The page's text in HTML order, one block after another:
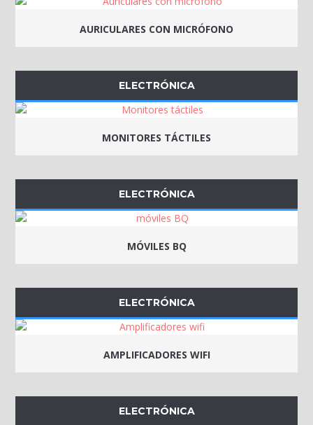
AURICULARES CON MICRÓFONO
ELECTRÓNICA
MONITORES TÁCTILES
ELECTRÓNICA
MÓVILES BQ
ELECTRÓNICA
AMPLIFICADORES WIFI
ELECTRÓNICA